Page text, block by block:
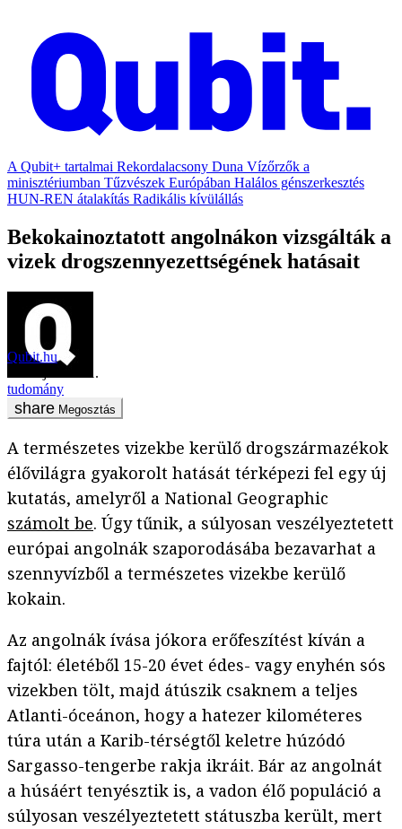
A Qubit+ tartalmai Rekordalacsony Duna Vízőrzők a
minisztériumban Tűzvészek Európában Halálos génszerkesztés
HUN-REN átalakítás Radikális kívülállás
Bekokainoztatott angolnákon vizsgálták a
vizek drogszennyezettségének hatásait
Qubit.hu
2018. június 21.
tudomány
Megosztás
A természetes vizekbe kerülő drogszármazékok
élővilágra gyakorolt hatását térképezi fel egy új
kutatás, amelyről a National Geographic
számolt be. Úgy tűnik, a súlyosan veszélyeztetett
európai angolnák szaporodásába bezavarhat a
szennyvízből a természetes vizekbe kerülő
kokain.
Az angolnák ívása jókora erőfeszítést kíván a
fajtól: életéből 15-20 évet édes- vagy enyhén sós
vizekben tölt, majd átúszik csaknem a teljes
Atlanti-óceánon, hogy a hatezer kilométeres
túra után a Karib-térségtől keletre húzódó
Sargasso-tengerbe rakja ikráit. Bár az angolnát
a húsáért tenyésztik is, a vadon élő populáció a
súlyosan veszélyeztetett státuszba került, mert